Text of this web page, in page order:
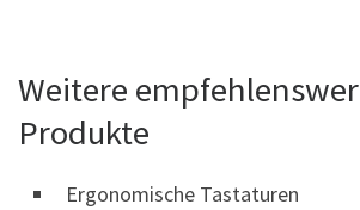
Weitere
Produkte
Ergonomische Tastaturen